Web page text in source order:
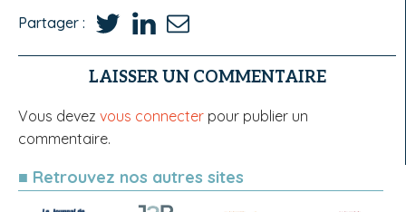
Partager :
LAISSER UN COMMENTAIRE
Vous devez vous connecter pour publier un
commentaire.
■ Retrouvez nos autres sites